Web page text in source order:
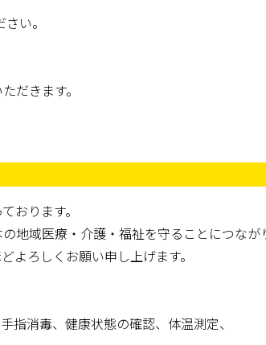
い。
だきます。
おります。
地域医療・介護・福祉を守ることにつなが
よろしくお願い申し上げます。
指消毒、健康状態の確認、体温測定、